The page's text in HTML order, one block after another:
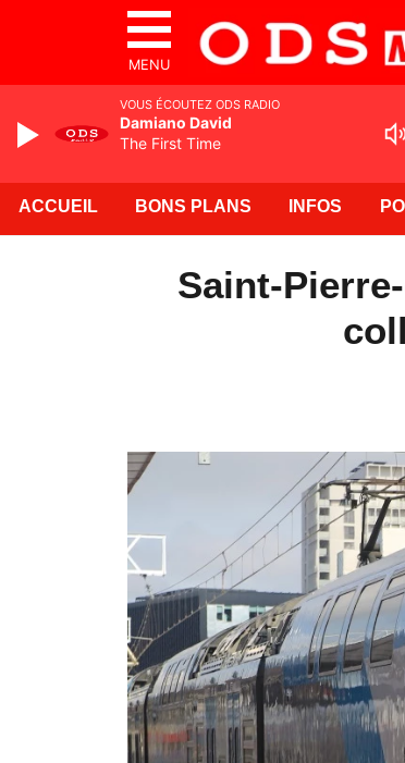
MENU
ACCUEIL BONS PLANS INFOS
Saint-
VOUS ÉCOUTEZ ODS RADIO
Damiano David
The First Time